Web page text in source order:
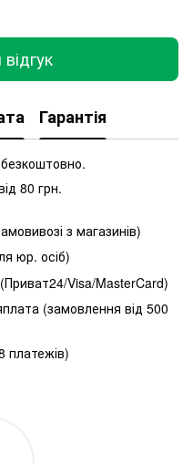
Гарантія
80 грн.
з магазинів)
юр. осіб)
Visa/MasterCard)
(замовлення від 500
платежів)